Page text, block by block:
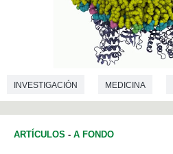
INVESTIGACIÓN MEDICINA
BIOQUÍMICA
ARTÍCULOS - A FONDO